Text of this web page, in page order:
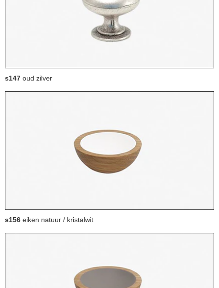
s147 oud zilver
s156 eiken natuur / kristalwit